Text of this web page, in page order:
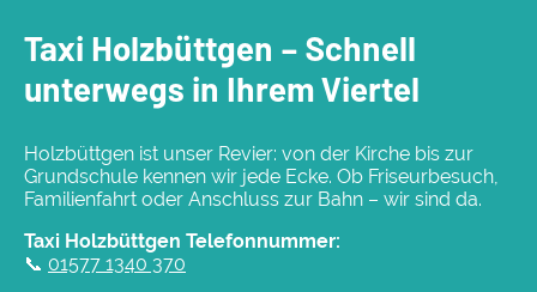
Taxi Holzbüttgen – Schnell
unterwegs in Ihrem Viertel
Holzbüttgen ist unser Revier: von der Kirche bis zur
Grundschule kennen wir jede Ecke. Ob Friseurbesuch,
Familienfahrt oder Anschluss zur Bahn – wir sind da.
Taxi Holzbüttgen Telefonnummer:
📞 01577 1340 370